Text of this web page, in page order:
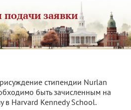
подачи заявки
стипендии Nurlan
быть зачисленным на
в Harvard Kennedy School.